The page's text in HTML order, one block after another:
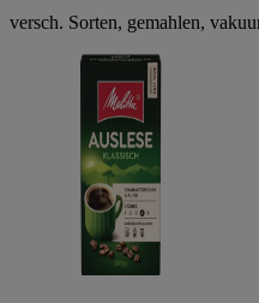
versch. Sorten, gemahlen,